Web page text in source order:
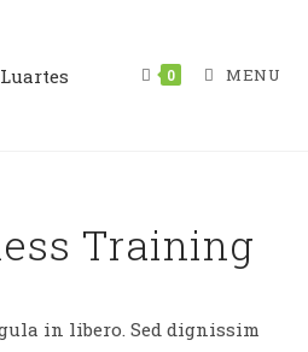
0 MENU
Training
in libero. Sed dignissim